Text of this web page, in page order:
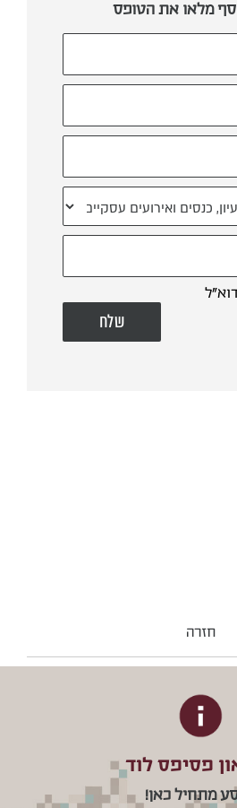
מלאו את הטופס
חזרה
פסיפס לוד
מתחיל כאן!